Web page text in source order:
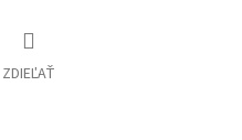
ZDIEĽAŤ